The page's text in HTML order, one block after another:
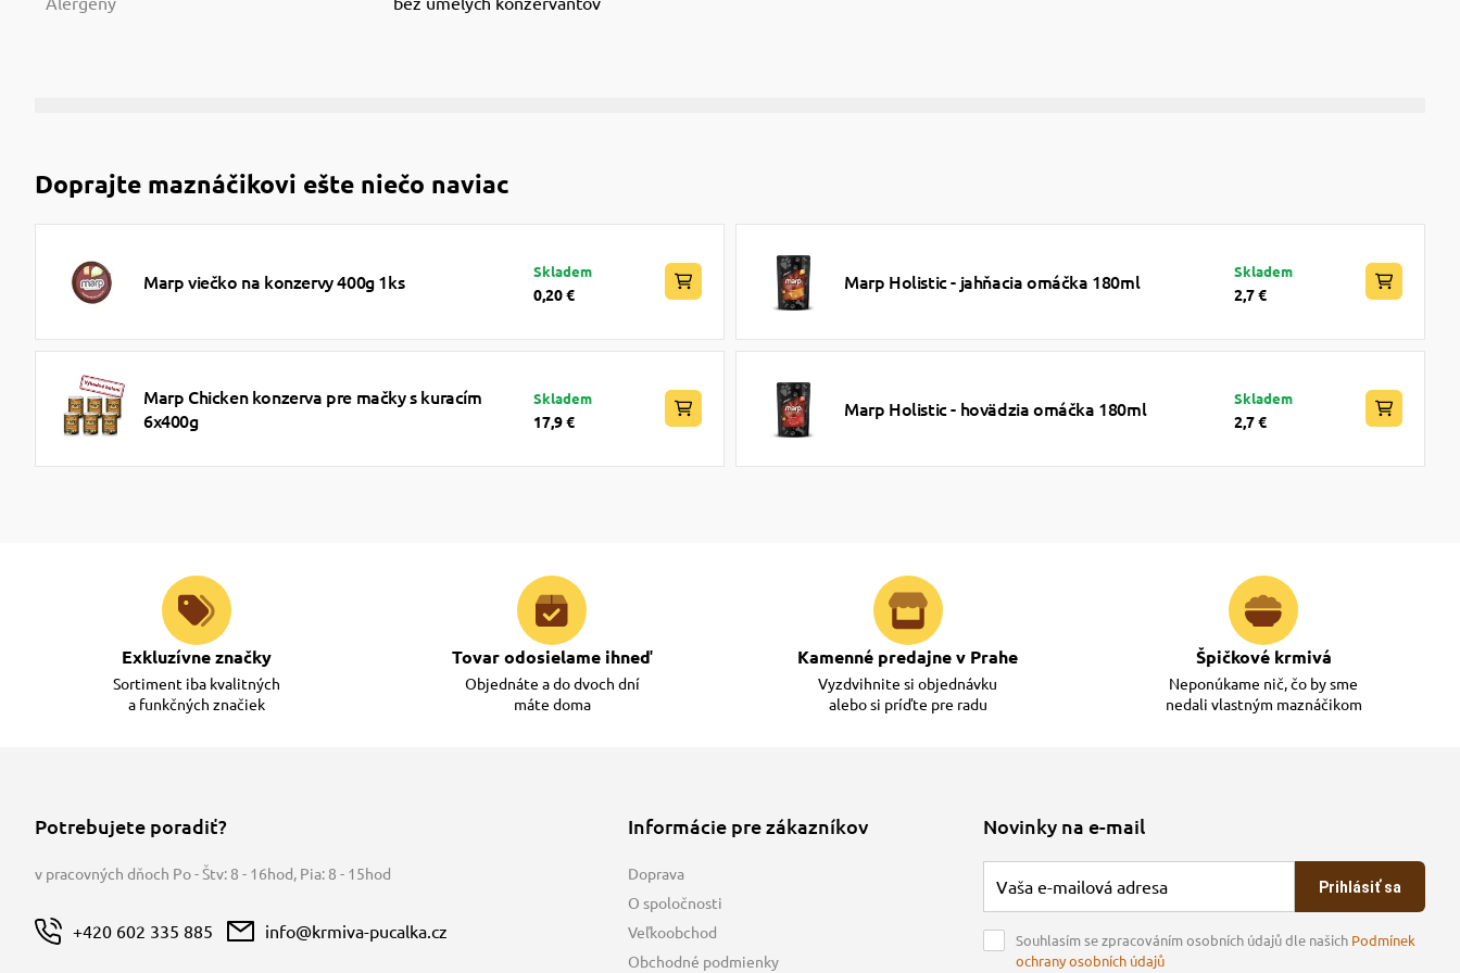
Doprajte maznáčikovi ešte niečo naviac
Marp viečko na konzervy 400g 1ks Skladem
0,20 €
Marp Holistic - jahňacia omáčka 180ml Skladem
2,7 €
Marp Chicken konzerva pre mačky s kuracím
6x400g
Skladem
17,9 €
Marp Holistic - hovädzia omáčka 180ml Skladem
2,7 €
Exkluzívne značky
Sortiment iba kvalitných
a funkčných značiek
Tovar odosielame ihneď
Objednáte a do dvoch dní
máte doma
Kamenné predajne v Prahe
Vyzdvihnite si objednávku
alebo si príďte pre radu
Špičkové krmivá
Neponúkame nič, čo by sme
nedali vlastným maznáčikom
Potrebujete poradiť?
v pracovných dňoch Po - Štv: 8 - 16hod, Pia: 8 - 15hod
+420 602 335 885 info@krmiva-pucalka.cz
Informácie pre zákazníkov
Doprava
O spoločnosti
Veľkoobchod
Obchodné podmienky
Novinky na e-mail
Prihlásiť sa
Souhlasím se zpracováním osobních údajů dle našich Podmínek
ochrany osobních údajů